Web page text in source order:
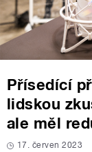
Přísedící
lidskou
ale měl
17. červen 2023